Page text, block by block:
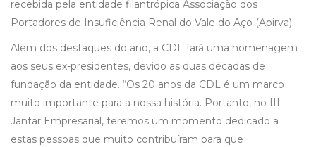
recebida pela entidade filantrópica Associação dos
Portadores de Insuficiência Renal do Vale do Aço (Apirva).
Além dos destaques do ano, a CDL fará uma homenagem
aos seus ex-presidentes, devido as duas décadas de
fundação da entidade. “Os 20 anos da CDL é um marco
muito importante para a nossa história. Portanto, no III
Jantar Empresarial, teremos um momento dedicado a
estas pessoas que muito contribuíram para que